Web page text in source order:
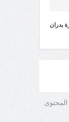
بدران
المحتوى